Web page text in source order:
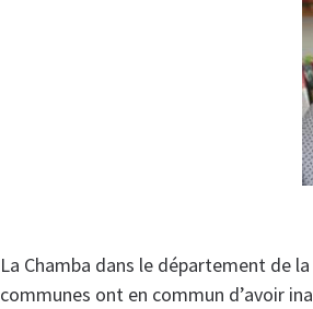
La Chamba dans le département de
communes ont en commun d’avoir